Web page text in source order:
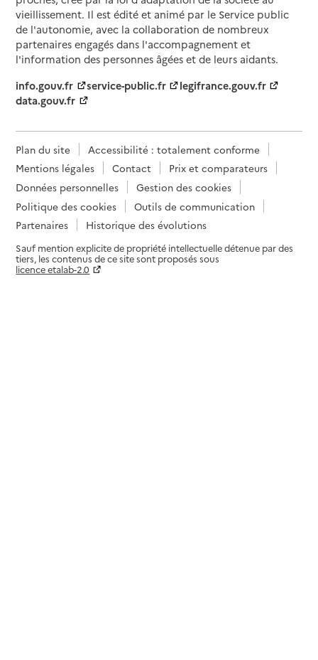
vieillissement. Il est édité et animé par le Service public
de l'autonomie, avec la collaboration de nombreux
partenaires engagés dans l'accompagnement et
l'information des personnes âgées et de leurs aidants.
info.gouv.fr
service-public.fr
legifrance.gouv.fr
data.gouv.fr
Plan du site
Accessibilité : totalement conforme
Mentions légales
Contact
Prix et comparateurs
Données personnelles
Gestion des cookies
Politique des cookies
Outils de communication
Partenaires
Historique des évolutions
Sauf mention explicite de propriété intellectuelle détenue par des
tiers, les contenus de ce site sont proposés sous
licence etalab-2.0